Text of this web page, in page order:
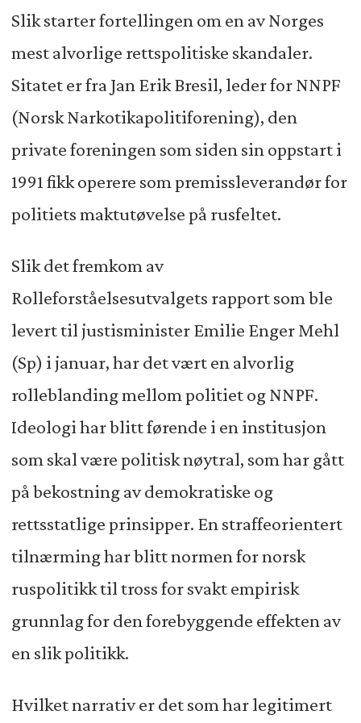
Slik starter fortellingen om en av Norges
mest alvorlige rettspolitiske skandaler.
Sitatet er fra Jan Erik Bresil, leder for NNPF
(Norsk Narkotikapolitiforening), den
private foreningen som siden sin oppstart i
1991 fikk operere som premissleverandør for
politiets maktutøvelse på rusfeltet.
Slik det fremkom av
Rolleforståelsesutvalgets rapport som ble
levert til justisminister Emilie Enger Mehl
(Sp) i januar, har det vært en alvorlig
rolleblanding mellom politiet og NNPF.
Ideologi har blitt førende i en institusjon
som skal være politisk nøytral, som har gått
på bekostning av demokratiske og
rettsstatlige prinsipper. En straffeorientert
tilnærming har blitt normen for norsk
ruspolitikk til tross for svakt empirisk
grunnlag for den forebyggende effekten av
en slik politikk.
Hvilket narrativ er det som har legitimert